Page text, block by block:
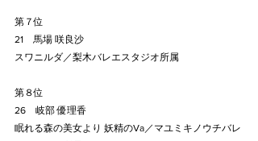
第７位
21　馬場 咲良沙
スワニルダ／梨木バレエスタジオ所属
第８位
26　岐部 優理香
眠れる森の美女より 妖精のVa／マユミキノウチバレ